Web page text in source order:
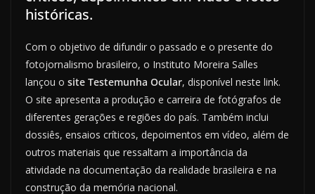
históricas.
Com o objetivo de difundir o passado e o presente do
fotojornalismo brasileiro, o Instituto Moreira Salles
lançou o site Testemunha Ocular, disponível neste link.
O site apresenta a produção e carreira de fotógrafos de
diferentes gerações e regiões do país. Também inclui
dossiês, ensaios críticos, depoimentos em vídeo, além de
outros materiais que ressaltam a importância da
atividade na documentação da realidade brasileira e na
construção da memória nacional.